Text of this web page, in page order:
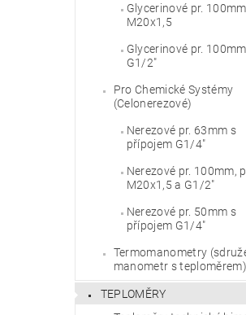
Glycerinové pr.
M20x1,5
Glycerinové pr.
G1/2"
Pro Chemické Systémy
(Celonerezové)
Nerezové pr. 63mm s
přípojem G1/4"
Nerezové pr. 100mm,
M20x1,5 a G1/2"
Nerezové pr. 50mm s
přípojem G1/4"
Termomanometry
manometr s teploměrem)
TEPLOMĚRY